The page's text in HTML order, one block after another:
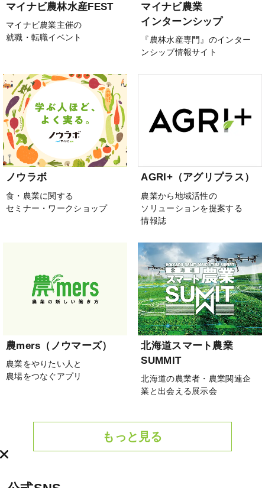
マイナビ農林水産FEST
マイナビ農業主催の
就職・転職イベント
マイナビ農業
インターンシップ
『農林水産専門』のインター
ンシップ情報サイト
ノウラボ
食・農業に関する
セミナー・ワークショップ
AGRI+（アグリプラス）
農業から地域活性の
ソリューションを提案する
情報誌
農mers（ノウマーズ）
農業をやりたい人と
農場をつなぐアプリ
北海道スマート農業
SUMMIT
北海道の農業者・農業関連企
業と出会える展示会
もっと見る